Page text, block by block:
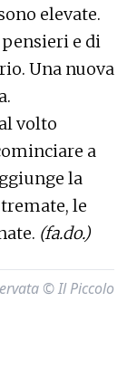
elevate.
e di
Una nuova
volto
a
la
le
(fa.do.)
© Il Piccolo